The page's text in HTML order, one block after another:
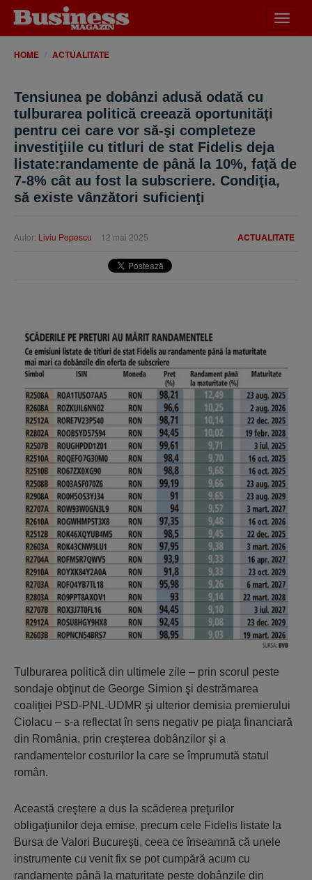
meniu
HOME ACTUALITATE
Tensiunea pe dobânzi adusă odată cu
tulburarea politică creează oportunităţi
pentru cei care vor să-şi completeze
investiţiile cu titluri de stat Fidelis deja
listate:randamente de până la 10%, faţă de
7-8% cât au fost la subscriere. Condiţia,
să existe vânzători suficienţi
ACTUALITATE
Autor: Liviu Popescu 12 mai 2025
Tulburarea politică din ultimele zile – prin scorul peste
sondaje obţinut de George Simion şi destrămarea
coaliţiei PSD-PNL-UDMR şi ulterior demisia premierului
Ciolacu – s-a reflectat în sens negativ pe piaţa financiară
din România, prin creşterea dobânzilor şi a
randamentelor costurilor la care se împrumută statul
român.
Această creştere a dus la scăderea preţurilor
obligaţiunilor deja emise, precum cele Fidelis listate la
Bursa de Valori Bucureşti, ceea ce înseamnă că unele
instrumente cu venit fix se pot cumpără acum cu
randamente până la maturitate peste dobânzile din